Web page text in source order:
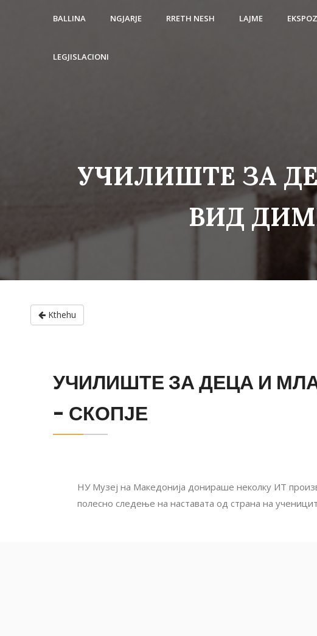
Kthehu
BALLINA NGJARJE RRETH NESH LAJME
LEGJISLACIONI
УЧИЛИШТЕ ЗА
ВИД
УЧИЛИШТЕ ЗА ДЕЦА И
- СКОПЈЕ
НУ Музеј на Македонија донираше неколку ИТ
полесно следење на наставата од страна на